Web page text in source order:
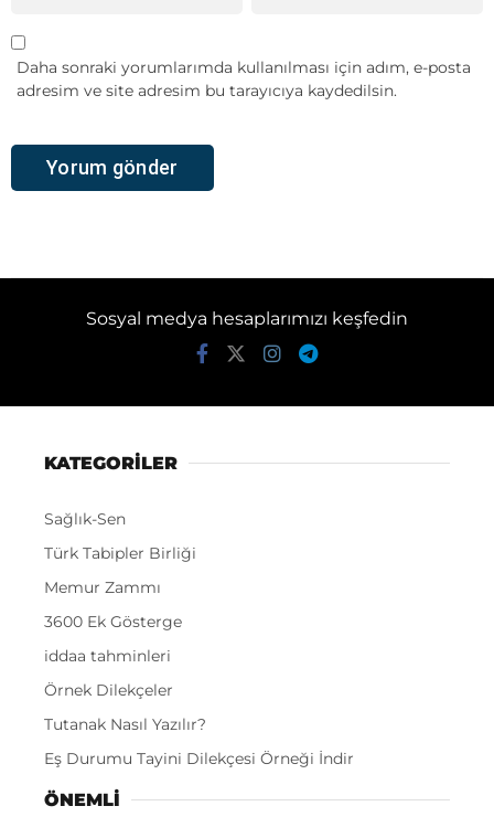
Daha sonraki yorumlarımda kullanılması için adım, e-posta
adresim ve site adresim bu tarayıcıya kaydedilsin.
Sosyal medya hesaplarımızı keşfedin
KATEGORİLER
Sağlık-Sen
Türk Tabipler Birliği
Memur Zammı
3600 Ek Gösterge
iddaa tahminleri
Örnek Dilekçeler
Tutanak Nasıl Yazılır?
Eş Durumu Tayini Dilekçesi Örneği İndir
ÖNEMLI